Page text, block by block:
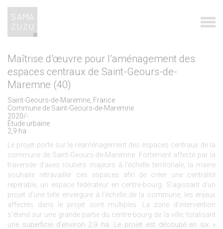
Maîtrise d’œuvre pour l’aménagement des
espaces centraux de Saint-Geours-de-
Maremne (40)
Saint-Geours-de-Maremne, France
Commune de Saint-Geours-de-Maremne
2020/-
Étude urbaine
2,9 ha
Le projet porte sur le réaménagement des espaces centraux de la
commune de Saint-Geours-de-Maremne. Fortement affecté par la
traversée d’axes routiers majeurs à l’échelle territoriale, la mairie
souhaite retravailler ces espaces afin de créer une centralité
repérable, un espace fédérateur en centre-bourg. S’agissant d’un
projet d’une telle envergure à l’échelle de la commune, les enjeux
affectés dans le projet sont multiples. La zone d’intervention
s’étend sur une grande partie du centre-bourg de la ville, totalisant
une superficie d’environ 2,9 ha. Le projet est découpé en six «